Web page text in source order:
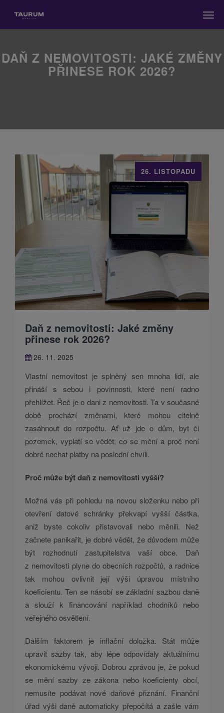
DAŇ Z NEMOVITOSTI: JAKÉ ZMĚNY
PŘINESE ROK 2026?
Daň z nemovitosti: Jaké změny
přinese rok 2026?
26. 11. 2025
26. LISTOPADU
Vlastní nemovitost je splněný sen mnoha lidí, ale
přináší s sebou i povinnosti, které není radno
přehlížet. Řeč je o dani z nemovitosti. Ta v současné
době prochází změnami, které mohou citelně
zasáhnout do rozpočtu. Ať už jde o dům, byt či
pozemek, vyplatí se vědět, co se mění a proč není
dobré nechat platby na poslední chvíli.
Proč může být daň z nemovitosti vyšší?
Možná vás při pohledu na novou složenku nebo při
otevření datové schránky překvapí vyšší částka,
aniž byste cokoliv přistavovali nebo měnili. Než
začnete panikařit, je dobré vědět, že důvodem může
být rozhodnutí zastupitelstva vaší obce. Daň
z nemovitosti plyne do obecních rozpočtů, a radnice
tak mohou ovlivnit její výši úpravou místního
koeficientu. Ten se násobí se základní sazbou daně
a slouží k financování například chodníků nebo
veřejného osvětlení.
Dalším faktorem je inflační doložka. Stát může
upravit sazby tak, aby lépe odpovídaly aktuálnímu
ekonomickému vývoji. Dobrou zprávou je, že pokud
se mění sazby ze zákona nebo koeficienty obcí,
nemusíte podávat nové daňové přiznání. Finanční
úřad výši daně automaticky přepočítá a zašle vám